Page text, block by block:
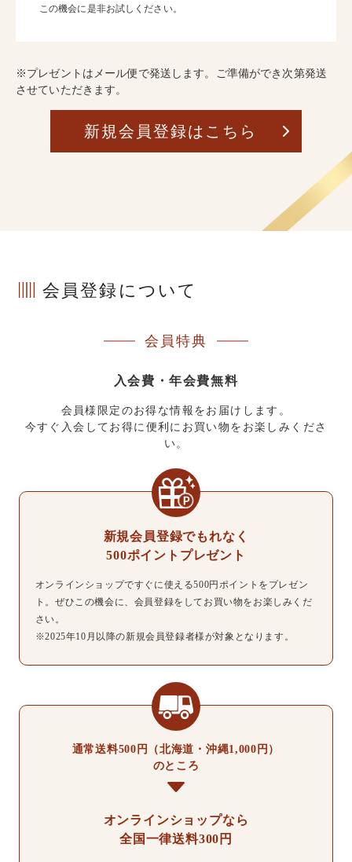
この機会に是非お試しください。
※プレゼントはメール便で発送します。ご準備ができ次第発送
させていただきます。
新規会員登録はこちら
会員登録について
会員特典
入会費・年会費無料
会員様限定のお得な情報をお届けします。
今すぐ入会してお得に便利にお買い物をお楽しみくださ
い。
新規会員登録でもれなく
500ポイントプレゼント
オンラインショップですぐに使える500円ポイントをプレゼン
ト。ぜひこの機会に、会員登録をしてお買い物をお楽しみくだ
さい。
※2025年10月以降の新規会員登録者様が対象となります。
通常送料500円（北海道・沖縄1,000円）
のところ
オンラインショップなら
全国一律送料300円